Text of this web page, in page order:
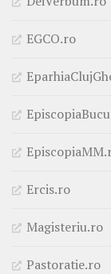
EGCO.ro
Ercis.ro
Magisteriu.ro
Pastoratie.ro